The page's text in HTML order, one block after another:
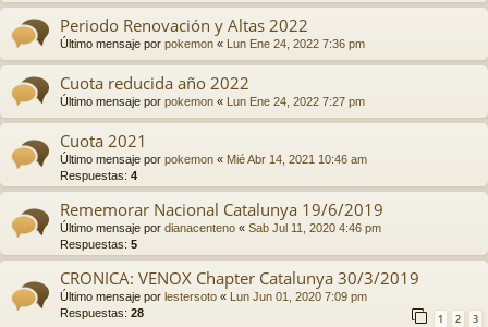
Periodo Renovación y Altas 2022
Último mensaje por pokemon « Lun Ene 24, 2022 7:36 pm
Cuota reducida año 2022
Último mensaje por pokemon « Lun Ene 24, 2022 7:27 pm
Cuota 2021
Último mensaje por pokemon « Mié Abr 14, 2021 10:46 am
Respuestas: 4
Rememorar Nacional Catalunya 19/6/2019
Último mensaje por dianacenteno « Sab Jul 11, 2020 4:46 pm
Respuestas: 5
CRONICA: VENOX Chapter Catalunya 30/3/2019
Último mensaje por lestersoto « Lun Jun 01, 2020 7:09 pm
Respuestas: 28 1 2 3